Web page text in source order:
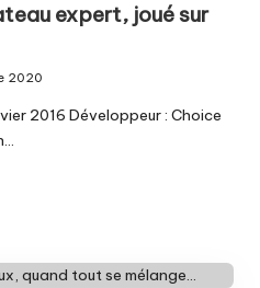
expert, joué sur
2020
2016 Développeur : Choice